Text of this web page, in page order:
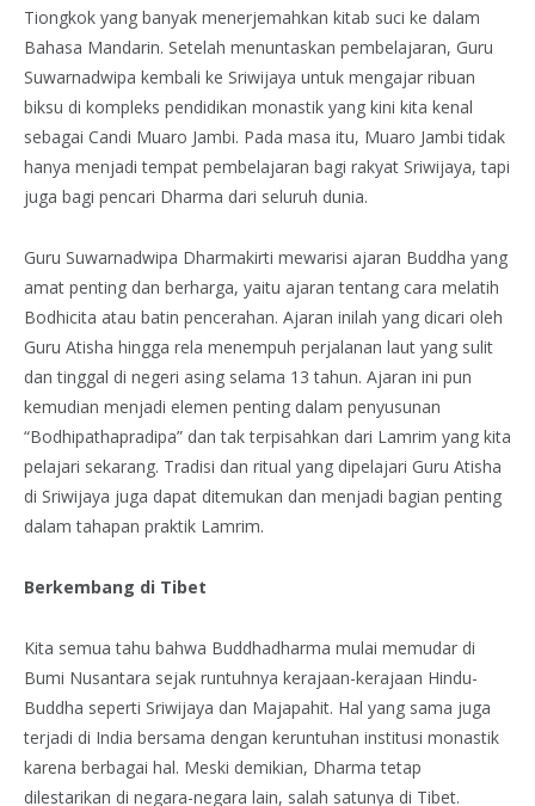
Tiongkok yang banyak menerjemahkan kitab suci ke dalam
Bahasa Mandarin. Setelah menuntaskan pembelajaran, Guru
Suwarnadwipa kembali ke Sriwijaya untuk mengajar ribuan
biksu di kompleks pendidikan monastik yang kini kita kenal
sebagai Candi Muaro Jambi. Pada masa itu, Muaro Jambi tidak
hanya menjadi tempat pembelajaran bagi rakyat Sriwijaya, tapi
juga bagi pencari Dharma dari seluruh dunia.
Guru Suwarnadwipa Dharmakirti mewarisi ajaran Buddha yang
amat penting dan berharga, yaitu ajaran tentang cara melatih
Bodhicita atau batin pencerahan. Ajaran inilah yang dicari oleh
Guru Atisha hingga rela menempuh perjalanan laut yang sulit
dan tinggal di negeri asing selama 13 tahun. Ajaran ini pun
kemudian menjadi elemen penting dalam penyusunan
“Bodhipathapradipa” dan tak terpisahkan dari Lamrim yang kita
pelajari sekarang. Tradisi dan ritual yang dipelajari Guru Atisha
di Sriwijaya juga dapat ditemukan dan menjadi bagian penting
dalam tahapan praktik Lamrim.
Berkembang di Tibet
Kita semua tahu bahwa Buddhadharma mulai memudar di
Bumi Nusantara sejak runtuhnya kerajaan-kerajaan Hindu-
Buddha seperti Sriwijaya dan Majapahit. Hal yang sama juga
terjadi di India bersama dengan keruntuhan institusi monastik
karena berbagai hal. Meski demikian, Dharma tetap
dilestarikan di negara-negara lain, salah satunya di Tibet.